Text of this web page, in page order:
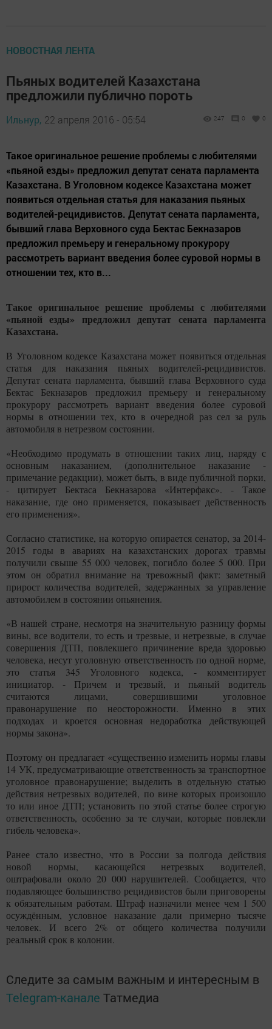
НОВОСТНАЯ ЛЕНТА
Пьяных водителей Казахстана
предложили публично пороть
Ильнур, 22 апреля 2016 - 05:54 247 0 0
Такое оригинальное решение проблемы с любителями
«пьяной езды» предложил депутат сената парламента
Казахстана. В Уголовном кодексе Казахстана может
появиться отдельная статья для наказания пьяных
водителей-рецидивистов. Депутат сената парламента,
бывший глава Верховного суда Бектас Бекназаров
предложил премьеру и генеральному прокурору
рассмотреть вариант введения более суровой нормы в
отношении тех, кто в...
Такое оригинальное решение проблемы с любителями
«пьяной езды» предложил депутат сената парламента
Казахстана.
В Уголовном кодексе Казахстана может появиться отдельная
статья для наказания пьяных водителей-рецидивистов.
Депутат сената парламента, бывший глава Верховного суда
Бектас Бекназаров предложил премьеру и генеральному
прокурору рассмотреть вариант введения более суровой
нормы в отношении тех, кто в очередной раз сел за руль
автомобиля в нетрезвом состоянии.
«Необходимо продумать в отношении таких лиц, наряду с
основным наказанием, (дополнительное наказание -
примечание редакции), может быть, в виде публичной порки,
- цитирует Бектаса Бекназарова «Интерфакс». - Такое
наказание, где оно применяется, показывает действенность
его применения».
Согласно статистике, на которую опирается сенатор, за 2014-
2015 годы в авариях на казахстанских дорогах травмы
получили свыше 55 000 человек, погибло более 5 000. При
этом он обратил внимание на тревожный факт: заметный
прирост количества водителей, задержанных за управление
автомобилем в состоянии опьянения.
«В нашей стране, несмотря на значительную разницу формы
вины, все водители, то есть и трезвые, и нетрезвые, в случае
совершения ДТП, повлекшего причинение вреда здоровью
человека, несут уголовную ответственность по одной норме,
это статья 345 Уголовного кодекса, - комментирует
инициатор. - Причем и трезвый, и пьяный водитель
считаются лицами, совершившими уголовное
правонарушение по неосторожности. Именно в этих
подходах и кроется основная недоработка действующей
нормы закона».
Поэтому он предлагает «существенно изменить нормы главы
14 УК, предусматривающие ответственность за транспортное
уголовное правонарушение; выделить в отдельную статью
действия нетрезвых водителей, по вине которых произошло
то или иное ДТП; установить по этой статье более строгую
ответственность, особенно за те случаи, которые повлекли
гибель человека».
Ранее стало известно, что в России за полгода действия
новой нормы, касающейся нетрезвых водителей,
оштрафовали около 20 000 нарушителей. Сообщается, что
подавляющее большинство рецидивистов были приговорены
к обязательным работам. Штраф назначили менее чем 1 500
осуждённым, условное наказание дали примерно тысяче
человек. И всего 2% от общего количества получили
реальный срок в колонии.
Следите за самым важным и интересным в
Telegram-канале Татмедиа